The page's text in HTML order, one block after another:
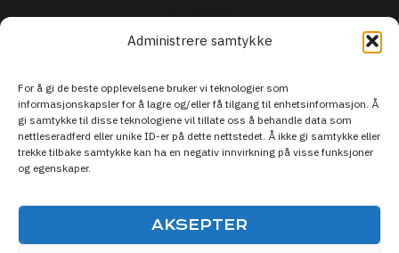
Administrere samtykke
For å gi de beste opplevelsene bruker vi teknologier som
informasjonskapsler for å lagre og/eller få tilgang til enhetsinformasjon. Å
gi samtykke til disse teknologiene vil tillate oss å behandle data som
nettleseradferd eller unike ID-er på dette nettstedet. Å ikke gi samtykke eller
trekke tilbake samtykke kan ha en negativ innvirkning på visse funksjoner
og egenskaper.
AKSEPTER
Support